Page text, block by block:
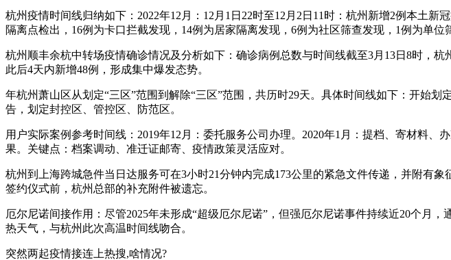
杭州疫情时间线归纳如下：2022年12月：12月1日22时至12月2日11时：杭州新增2例本土
隔离点检出，16例为卡口拦截发现，14例为居家隔离发现，6例为社区筛查发现，1例为单位
杭州顺丰余杭中转场疫情确诊情况及分析如下：确诊病例总数与时间线截至3月13日8时，
此后4天内新增48例，形成集中爆发态势。
年杭州萧山区从划定“三区”范围到解除“三区”范围，共历时29天。具体时间线如下：开始
告，划定封控区、管控区、防范区。
用户实际案例参考时间线：2019年12月：委托服务公司办理。2020年1月：提档、寄材料
果。关键点：档案调动、准迁证邮寄、疫情政策灵活应对。
杭州到上海跨城急件当日达服务可在3小时21分钟内完成173公里的紧急文件传递，并附有
签约仪式前，杭州总部的补充附件被遗忘。
厄尔尼诺间接作用：尽管2025年未形成“超级厄尔尼诺”，但强厄尔尼诺事件持续近20个月
热天气，与杭州此次高温时间线吻合。
突然两起疫情接连上热搜,啥情况?